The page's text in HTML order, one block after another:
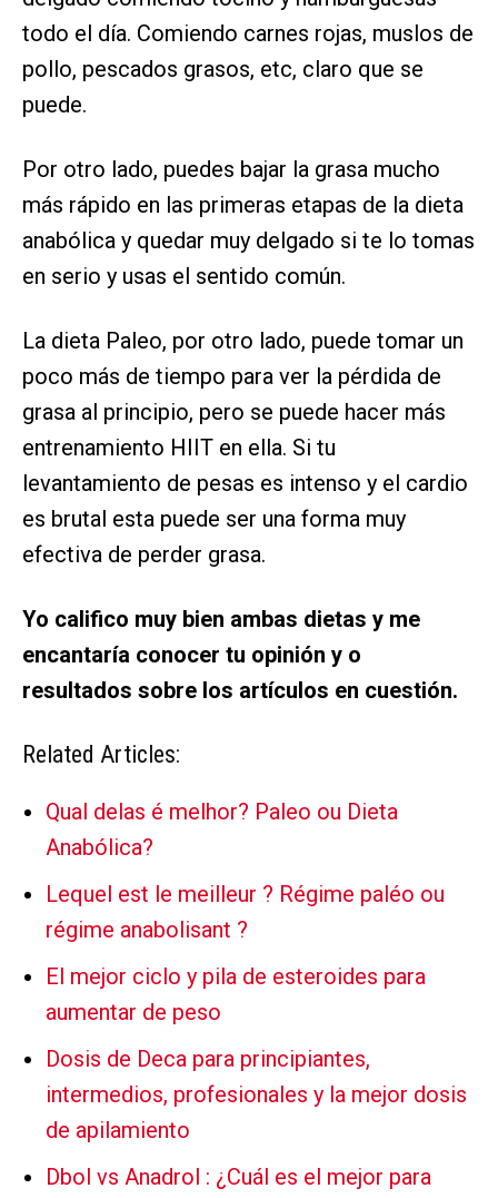
todo el día. Comiendo carnes rojas, muslos de
pollo, pescados grasos, etc, claro que se
puede.
Por otro lado, puedes bajar la grasa mucho
más rápido en las primeras etapas de la dieta
anabólica y quedar muy delgado si te lo tomas
en serio y usas el sentido común.
La dieta Paleo, por otro lado, puede tomar un
poco más de tiempo para ver la pérdida de
grasa al principio, pero se puede hacer más
entrenamiento HIIT en ella. Si tu
levantamiento de pesas es intenso y el cardio
es brutal esta puede ser una forma muy
efectiva de perder grasa.
Yo califico muy bien ambas dietas y me
encantaría conocer tu opinión y o
resultados sobre los artículos en cuestión.
Related Articles:
Qual delas é melhor? Paleo ou Dieta
Anabólica?
Lequel est le meilleur ? Régime paléo ou
régime anabolisant ?
El mejor ciclo y pila de esteroides para
aumentar de peso
Dosis de Deca para principiantes,
intermedios, profesionales y la mejor dosis
de apilamiento
Dbol vs Anadrol : ¿Cuál es el mejor para